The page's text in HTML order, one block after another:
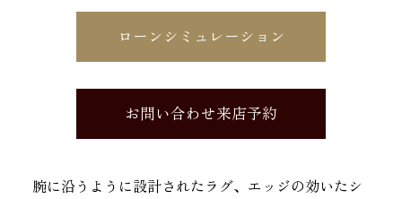
ローンシミュレーション
お問い合わせ来店予約
腕に沿うように設計されたラグ、エッジの効いたシ